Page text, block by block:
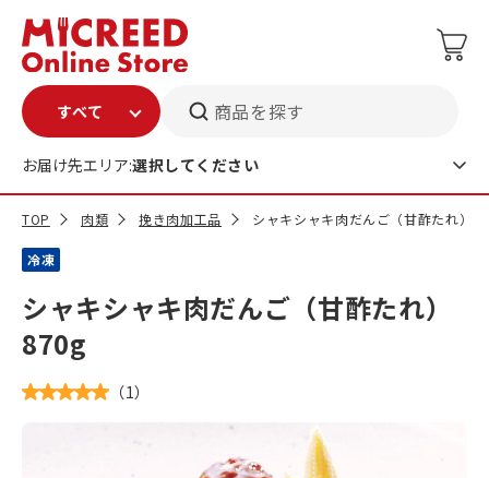
商品を探す
お届け先エリア:選択してください
TOP 肉類 挽き肉加工品 シャキシャキ肉だんご（甘酢たれ）
冷凍
シャキシャキ肉だんご（甘酢たれ）
870g
（1）